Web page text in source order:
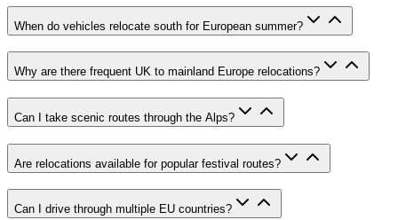
When do vehicles relocate south for European summer?
Why are there frequent UK to mainland Europe relocations?
Can I take scenic routes through the Alps?
Are relocations available for popular festival routes?
Can I drive through multiple EU countries?